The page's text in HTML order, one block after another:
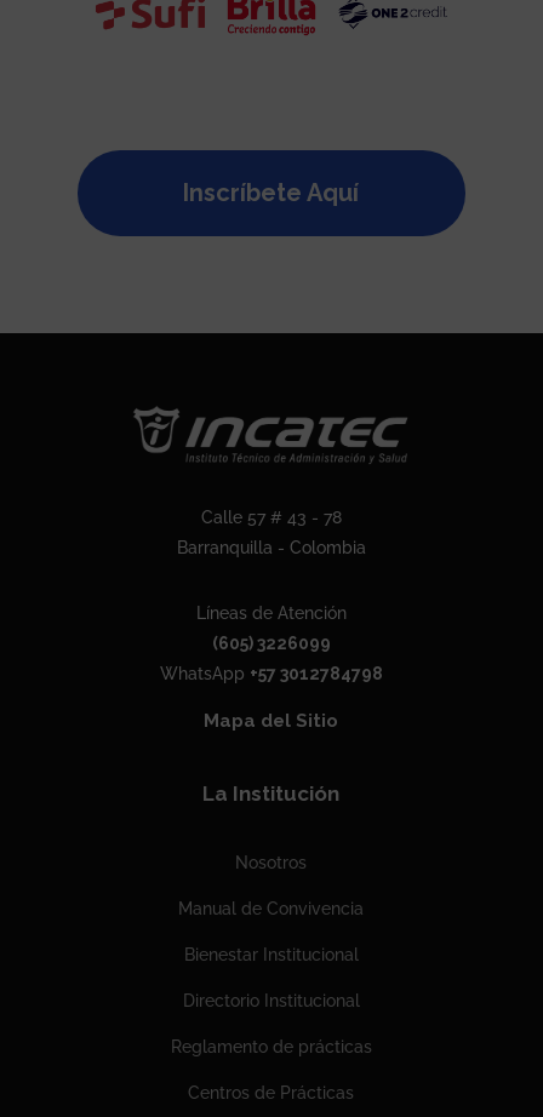
Inscríbete Aquí
Calle 57 # 43 - 78
Barranquilla - Colombia
Líneas de Atención
(605) 3226099
WhatsApp +57 3012784798
Mapa del Sitio
La Institución
Nosotros
Manual de Convivencia
Bienestar Institucional
Directorio Institucional
Reglamento de prácticas
Centros de Prácticas